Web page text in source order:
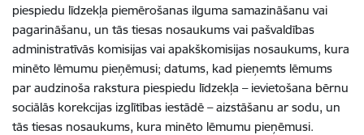
piespiedu līdzekļa piemērošanas ilguma samazināšanu vai
pagarināšanu, un tās tiesas nosaukums vai pašvaldības
administratīvās komisijas vai apakškomisijas nosaukums, kura
minēto lēmumu pieņēmusi; datums, kad pieņemts lēmums
par audzinoša rakstura piespiedu līdzekļa – ievietošana bērnu
sociālās korekcijas izglītības iestādē – aizstāšanu ar sodu, un
tās tiesas nosaukums, kura minēto lēmumu pieņēmusi.